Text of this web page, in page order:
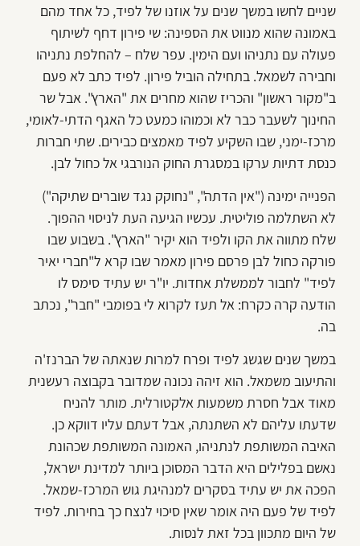
שניים לחשו במשך שנים על אוזנו של לפיד, כל אחד מהם
באמונה שהוא מנווט את הספינה: שי פירון דחף לשיתוף
פעולה עם נתניהו ועם הימין. עפר שלח – להחלפת נתניהו
וחבירה לשמאל. בתחילה הוביל פירון. לפיד כתב לא פעם
ב"מקור ראשון" והכריז שהוא מחרים את "הארץ". אבל שר
החינוך לשעבר כבר לא וכמוהו כמעט כל האגף הדתי-לאומי,
מרכז-ימני, שבו השקיע לפיד מאמצים כבירים. שתי חברות
כנסת דתיות ערקו במסגרת החוק הנורבגי אל כחול לבן.
הפנייה ימינה ("אין הדתה", "נחוקק נגד שוברים שתיקה")
לא השתלמה פוליטית. עכשיו הגיעה העת לניסוי ההפוך.
שלח מתווה את הקו ולפיד הוא יקיר "הארץ". בשבוע שבו
פורקה כחול לבן פרסם פירון מאמר שבו קרא ל"חברי יאיר
לפיד" לחבור לממשלת אחדות. יו"ר יש עתיד סימס לו
הודעה קרה כקרח: אל תעז לקרוא לי בפומבי "חבר", נכתב
בה.
במשך שנים שגשג לפיד ופרח למרות שנאתה של הברנז'ה
והתיעוב משמאל. הוא זיהה נכונה שמדובר בקבוצה רעשנית
מאוד אבל חסרת משמעות אלקטורלית. מותר להניח
שדעתו עליהם לא השתנתה, אבל דעתם עליו דווקא כן.
האיבה המשותפת לנתניהו, האמונה המשותפת שכהונת
נאשם בפלילים היא הדבר המסוכן ביותר למדינת ישראל,
הפכה את יש עתיד בסקרים למנהיגת גוש המרכז-שמאל.
לפיד של פעם היה אומר שאין סיכוי לנצח כך בחירות. לפיד
של היום מתכוון בכל זאת לנסות.